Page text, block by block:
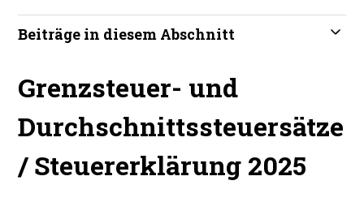
Beiträge in diesem Abschnitt
Grenzsteuer- und
Durchschnittssteuersätze
/ Steuererklärung 2025